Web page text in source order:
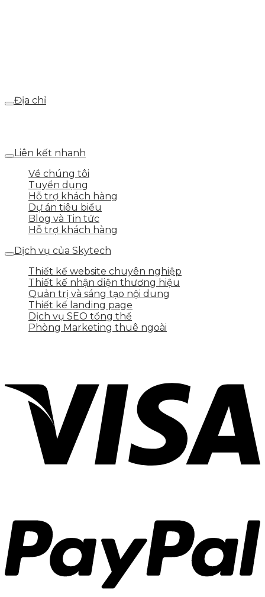
Địa chỉ
Liên kết nhanh
Về chúng tôi
Tuyển dụng
Hỗ trợ khách hàng
Dự án tiêu biểu
Blog và Tin tức
Hỗ trợ khách hàng
Dịch vụ của Skytech
Thiết kế website chuyên nghiệp
Thiết kế nhận diện thương hiệu
Quản trị và sáng tạo nội dung
Thiết kế landing page
Dịch vụ SEO tổng thể
Phòng Marketing thuê ngoài